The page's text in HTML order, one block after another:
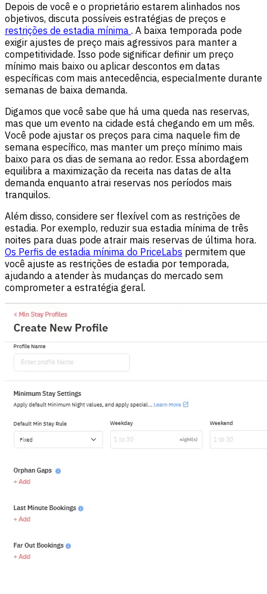
Depois de você e o proprietário estarem alinhados nos
objetivos, discuta possíveis estratégias de preços e
restrições de estadia mínima . A baixa temporada pode
exigir ajustes de preço mais agressivos para manter a
competitividade. Isso pode significar definir um preço
mínimo mais baixo ou aplicar descontos em datas
específicas com mais antecedência, especialmente durante
semanas de baixa demanda.
Digamos que você sabe que há uma queda nas reservas,
mas que um evento na cidade está chegando em um mês.
Você pode ajustar os preços para cima naquele fim de
semana específico, mas manter um preço mínimo mais
baixo para os dias de semana ao redor. Essa abordagem
equilibra a maximização da receita nas datas de alta
demanda enquanto atrai reservas nos períodos mais
tranquilos.
Além disso, considere ser flexível com as restrições de
estadia. Por exemplo, reduzir sua estadia mínima de três
noites para duas pode atrair mais reservas de última hora.
Os Perfis de estadia mínima do PriceLabs permitem que
você ajuste as restrições de estadia por temporada,
ajudando a atender às mudanças do mercado sem
comprometer a estratégia geral.